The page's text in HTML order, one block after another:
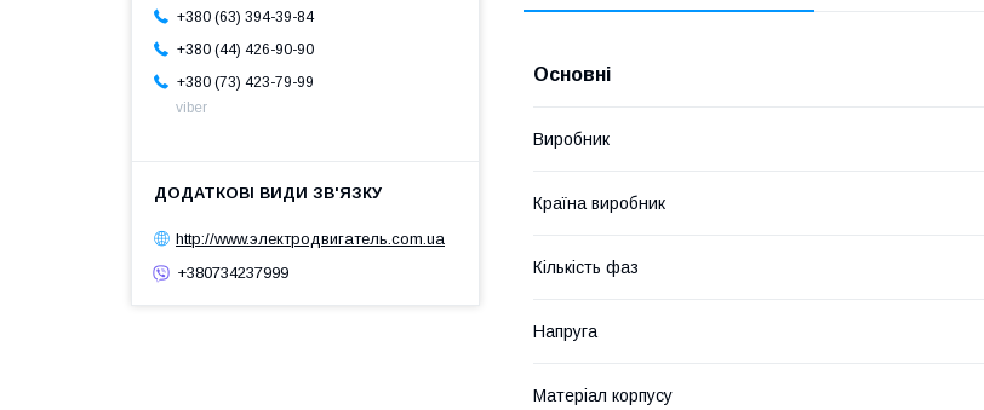
Основні
Виробник
Країна виробник
Кількість фаз
Напруга
Матеріал корпусу
+380 (63) 394-39-84
+380 (44) 426-90-90
+380 (73) 423-79-99
viber
http://www.электродвигатель.com.ua
+380734237999